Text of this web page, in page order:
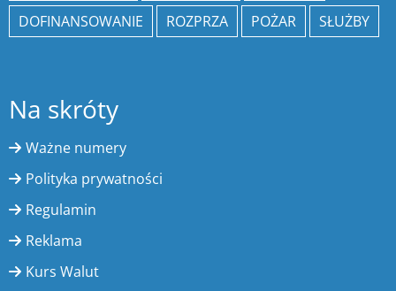
DOFINANSOWANIE
ROZPRZA POŻAR SŁUŻBY
Na skróty
Ważne numery
Polityka prywatności
Regulamin
Reklama
Kurs Walut